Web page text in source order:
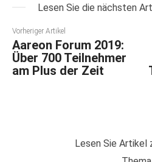
Lesen Sie die nächsten
Vorheriger Artikel
Aareon Forum 2019:
Über 700 Teilnehmer
am Plus der Zeit
Lesen Sie Artikel